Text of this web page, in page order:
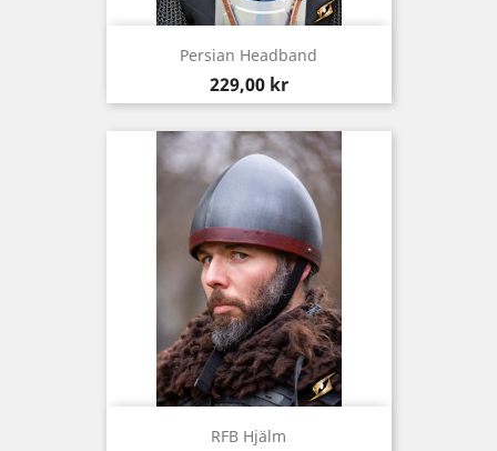
Persian Headband
Pris
229,00 kr
RFB Hjälm